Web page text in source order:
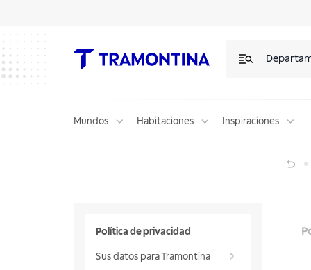
Mundos Habitaciones Inspiraciones
Política de privacidad
Sus datos para Tramontina